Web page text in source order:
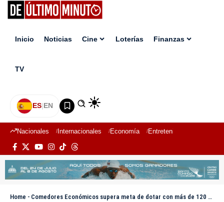
Inicio Noticias Cine Loterías Finanzas
TV
ES|EN
Nacionales Internacionales Economía Entretenimiento
Home - Comedores Económicos supera meta de dotar con más de 120 centros de expendios en el territorio nacional